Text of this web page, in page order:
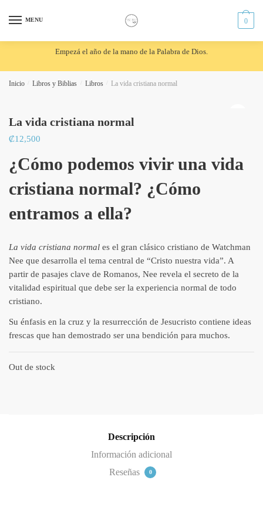
MENU 0
Empezá el año de la mano de la Palabra de Dios.
Inicio Libros y Biblias Libros La vida cristiana normal
La vida cristiana normal
₡12,500
¿Cómo podemos vivir una vida
cristiana normal? ¿Cómo
entramos a ella?
La vida cristiana normal es el gran clásico cristiano de Watchman
Nee que desarrolla el tema central de “Cristo nuestra vida”. A
partir de pasajes clave de Romanos, Nee revela el secreto de la
vitalidad espiritual que debe ser la experiencia normal de todo
cristiano.
Su énfasis en la cruz y la resurrección de Jesucristo contiene ideas
frescas que han demostrado ser una bendición para muchos.
Out de stock
Descripción
Información adicional
Reseñas
0